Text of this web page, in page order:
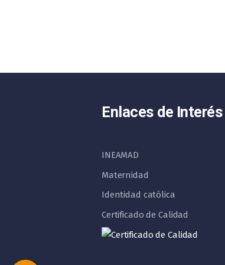
Enlaces de Interés
INEAMAD
Maternidad
Identidad católica
Certificado de Calidad